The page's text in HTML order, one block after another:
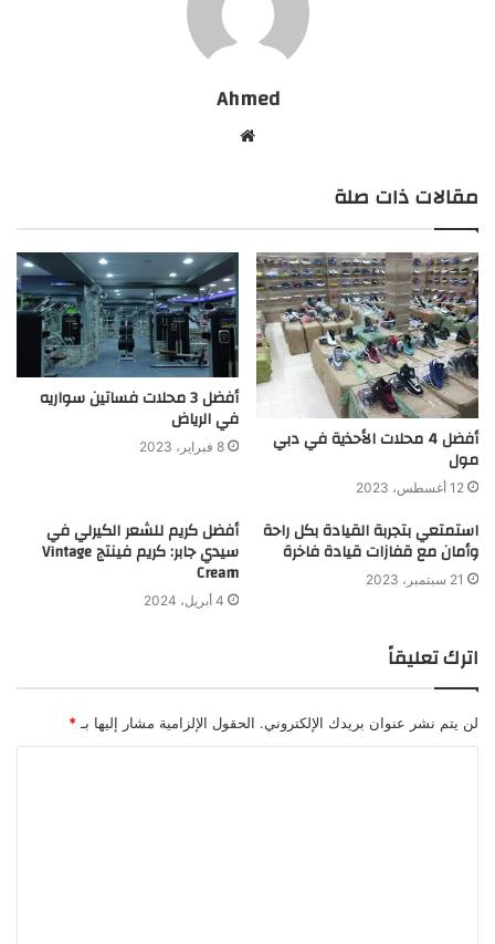
Ahmed
مقالات ذات صلة
أفضل 4 محلات الأحذية في دبي
مول
12 أغسطس، 2023
أفضل 3 محلات فساتين سواريه
في الرياض
8 فبراير، 2023
استمتعي بتجربة القيادة بكل راحة
وأمان مع قفازات قيادة فاخرة
21 سبتمبر، 2023
أفضل كريم للشعر الكيرلي في
سيدي جابر: كريم فينتج Vintage
Cream
4 أبريل، 2024
اترك تعليقاً
لن يتم نشر عنوان بريدك الإلكتروني. الحقول الإلزامية مشار إليها بـ *